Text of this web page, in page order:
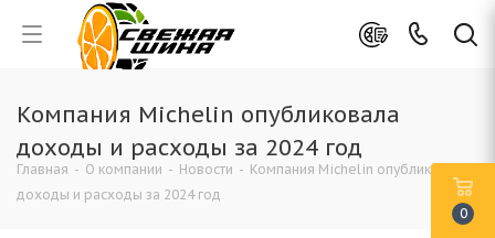
Компания Michelin опубликовала
доходы и расходы за 2024 год
Главная - О компании - Новости - Компания Michelin опубликовала
доходы и расходы за 2024 год
0